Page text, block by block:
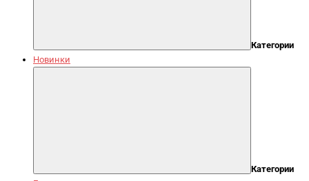
Категории
Новинки
Категории